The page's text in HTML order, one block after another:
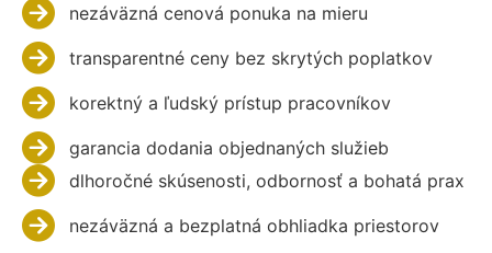
nezáväzná cenová ponuka na mieru
transparentné ceny bez skrytých poplatkov
korektný a ľudský prístup pracovníkov
garancia dodania objednaných služieb
dlhoročné skúsenosti, odbornosť a bohatá prax
nezáväzná a bezplatná obhliadka priestorov